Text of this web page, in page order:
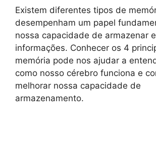
Existem diferentes tipos de
desempenham um papel
nossa capacidade de armazenar
informações. Conhecer os 4
memória pode nos ajudar a
como nosso cérebro funciona e
melhorar nossa capacidade de
armazenamento.